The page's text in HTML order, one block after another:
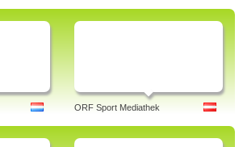
ORF Sport Mediathek